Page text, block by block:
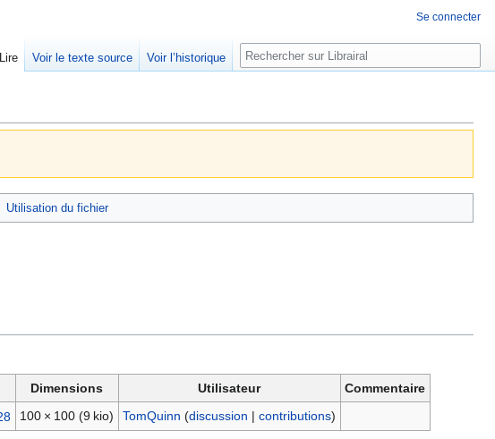
Utilisation du fichier
Dimensions Utilisateur
Commentaire
100 × 100 (9 kio) TomQuinn (discussion | contributions)
Se connecter
Lire Voir le texte source Voir l’historique Rechercher